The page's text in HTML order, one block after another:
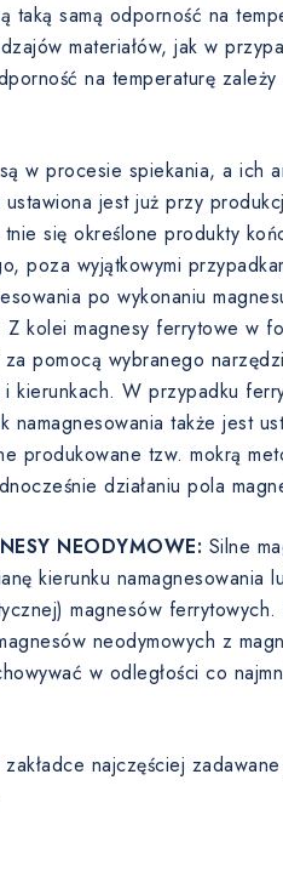
taką samą odporność na
materiałów, jak w
na temperaturę
w procesie spiekania, a ich
jest już przy
się określone produkty
poza wyjątkowymi
po wykonaniu
kolei magnesy ferrytowe w
pomocą wybranego
kierunkach. W przypadku
namagnesowania także jest
produkowane tzw. mokrą
działaniu pola
NEODYMOWE: Silne
kierunku namagnesowania
magnesów
neodymowych z
w odległości co
najczęściej